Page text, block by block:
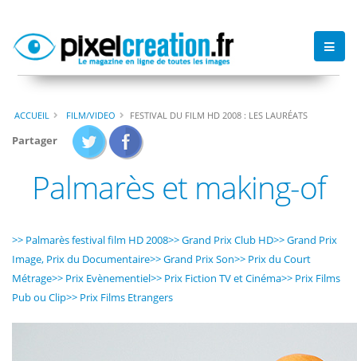
ACCUEIL FILM/VIDEO FESTIVAL DU FILM HD 2008 : LES LAURÉATS
Partager
Palmarès et making-of
>> Palmarès festival film HD 2008>> Grand Prix Club HD>> Grand Prix
Image, Prix du Documentaire>> Grand Prix Son>> Prix du Court
Métrage>> Prix Evènementiel>> Prix Fiction TV et Cinéma>> Prix Films
Pub ou Clip>> Prix Films Etrangers